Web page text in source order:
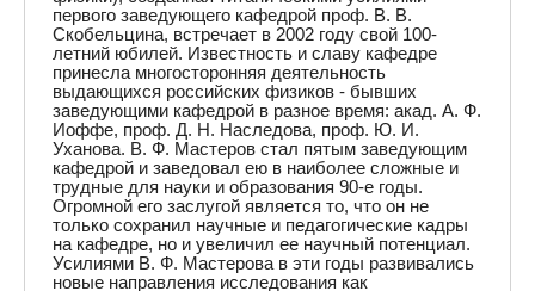
первого заведующего кафедрой проф. В. В.
Скобельцина, встречает в 2002 году свой 100-
летний юбилей. Известность и славу кафедре
принесла многосторонняя деятельность
выдающихся российских физиков - бывших
заведующими кафедрой в разное время: акад. А. Ф.
Иоффе, проф. Д. Н. Наследова, проф. Ю. И.
Уханова. В. Ф. Мастеров стал пятым заведующим
кафедрой и заведовал ею в наиболее сложные и
трудные для науки и образования 90-е годы.
Огромной его заслугой является то, что он не
только сохранил научные и педагогические кадры
на кафедре, но и увеличил ее научный потенциал.
Усилиями В. Ф. Мастерова в эти годы развивались
новые направления исследования как